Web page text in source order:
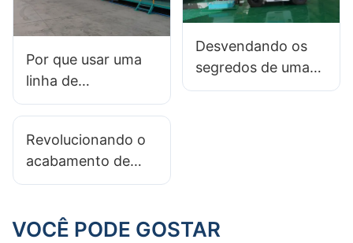
Por que usar uma
linha de
revestimento de
Desvendando os
segredos de uma
linha de
Revolucionando o
acabamento de
metais: os
linha de
VOCÊ PODE GOSTAR